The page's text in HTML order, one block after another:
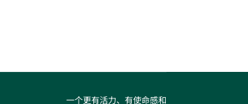
一个更有活力、有使命感和